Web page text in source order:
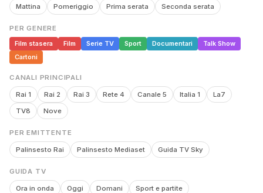
Mattina Pomeriggio Prima serata Seconda serata
PER GENERE
Film stasera
Film Serie TV Sport Documentari
Talk Show
Cartoni
CANALI PRINCIPALI
Rai 1 Rai 2 Rai 3 Rete 4 Canale 5 Italia 1
La7
TV8
Nove
PER EMITTENTE
Palinsesto Rai Palinsesto Mediaset Guida TV Sky
GUIDA TV
Ora in onda Oggi Domani Sport e partite